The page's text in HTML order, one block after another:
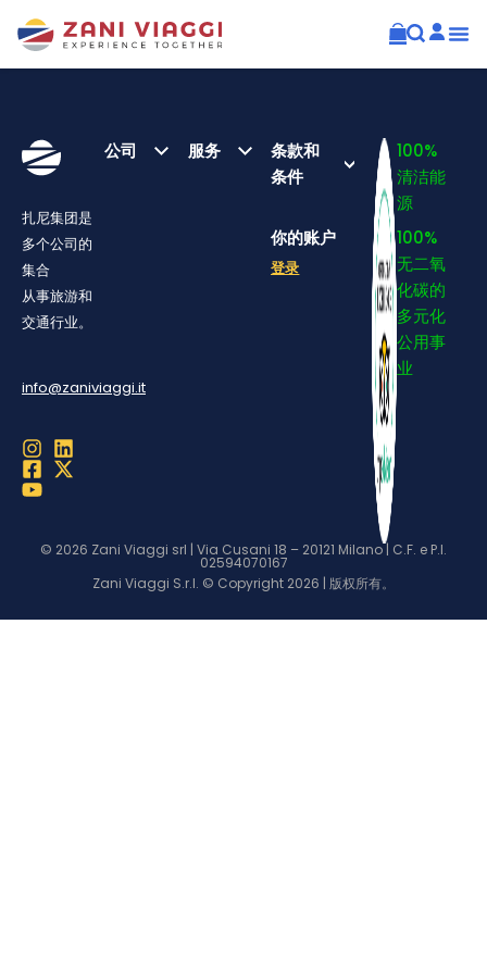
扎尼集团是
多个公司的
集合
从事旅游和
交通行业。
info@zaniviaggi.it
公司 服务
条款和
条件
你的账户
登录
100%
清洁能
源
100%
无二氧
化碳的
多元化
公用事
业
© 2026 Zani Viaggi srl | Via Cusani 18 – 20121 Milano | C.F. e P.I.
02594070167
Zani Viaggi S.r.l. © Copyright 2026 | 版权所有。